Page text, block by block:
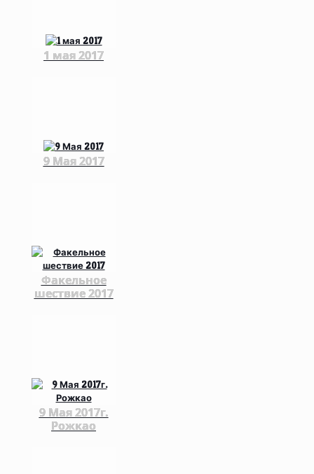
1 мая 2017
9 Мая 2017
Факельное
шествие 2017
9 Мая 2017г.
Рожкао